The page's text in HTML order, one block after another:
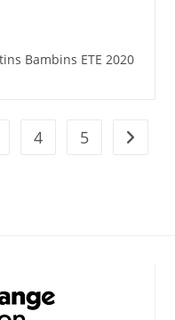
Bambins ETE 2020
4 5 Aller à